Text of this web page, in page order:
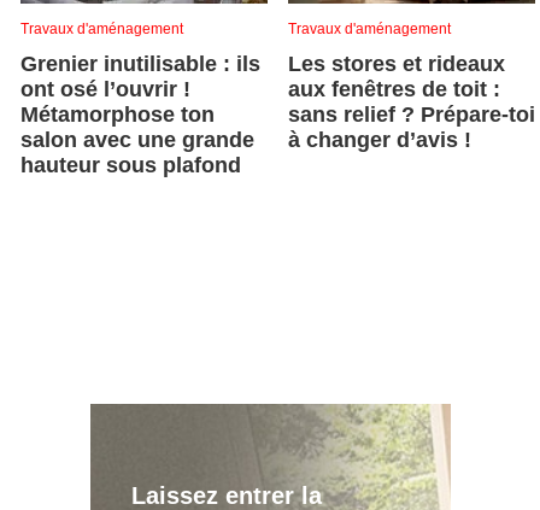
Travaux d'aménagement
Grenier inutilisable : ils
ont osé l’ouvrir !
Métamorphose ton
salon avec une grande
hauteur sous plafond
Travaux d'aménagement
Les stores et rideaux
aux fenêtres de toit :
sans relief ? Prépare-toi
à changer d’avis !
Laissez entrer la